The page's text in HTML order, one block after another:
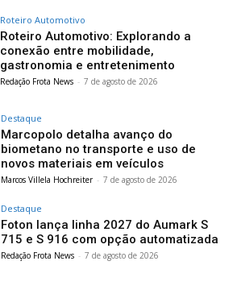
Roteiro Automotivo
Roteiro Automotivo: Explorando a
conexão entre mobilidade,
gastronomia e entretenimento
Redação Frota News - 7 de agosto de 2026
Destaque
Marcopolo detalha avanço do
biometano no transporte e uso de
novos materiais em veículos
Marcos Villela Hochreiter - 7 de agosto de 2026
Destaque
Foton lança linha 2027 do Aumark S
715 e S 916 com opção automatizada
Redação Frota News - 7 de agosto de 2026